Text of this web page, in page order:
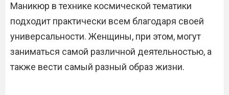
Маникюр в технике космической тематики
подходит практически всем благодаря своей
универсальности. Женщины, при этом, могут
заниматься самой различной деятельностью, а
также вести самый разный образ жизни.